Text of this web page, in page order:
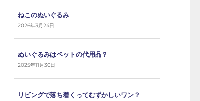
ねこのぬいぐるみ
2026年3月24日
ぬいぐるみはペットの代用品？
2025年11月30日
リビングで落ち着くってむずかしいワン？